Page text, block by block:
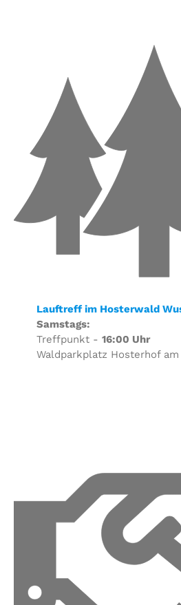
Lauftreff im Hosterwald
Samstags:
Treffpunkt - 16:00 Uhr
Waldparkplatz Hosterhof